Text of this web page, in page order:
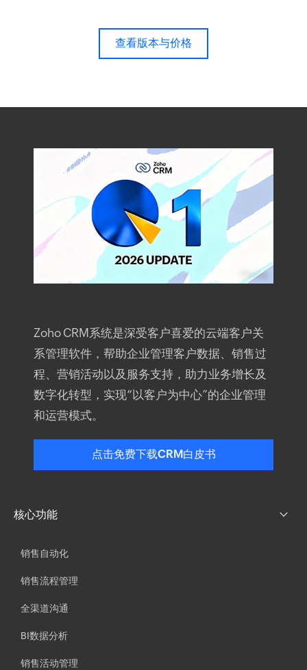
查看版本与价格
Zoho CRM系统是深受客户喜爱的云端客户关
系管理软件 ，帮助企业管理客户数据、销售过
程、营销活动以及服务支持，助力业务增长及
数字化转型，实现“以客户为中心”的企业管理
和运营模式。
点击免费下载CRM白皮书
核心功能
销售自动化
销售流程管理
全渠道沟通
BI数据分析
销售活动管理